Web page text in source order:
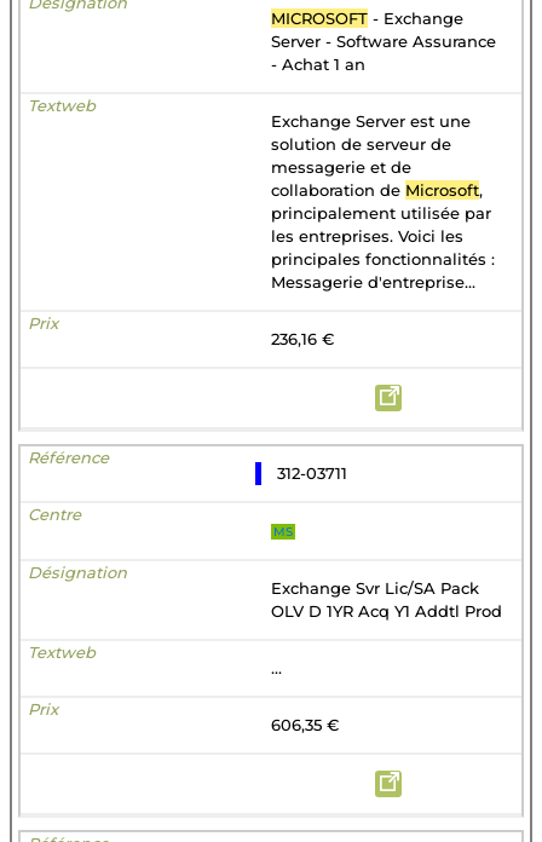
MICROSOFT - Exchange
Server - Software Assurance
- Achat 1 an
Exchange Server est une
solution de serveur de
messagerie et de
collaboration de Microsoft,
principalement utilisée par
les entreprises. Voici les
principales fonctionnalités :
Messagerie d'entreprise...
236,16 €
312-03711
MS
Exchange Svr Lic/SA Pack
OLV D 1YR Acq Y1 Addtl Prod
...
606,35 €